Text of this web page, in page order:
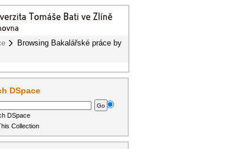
Browsing Bakalářské práce by
DSpace
DSpace
Collection